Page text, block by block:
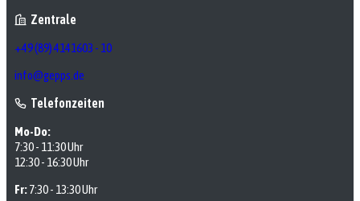
Zentrale
+49 (89) 4141603 - 10
info@gepps.de
Telefonzeiten
Mo-Do:
7:30 - 11:30 Uhr
12:30 - 16:30 Uhr
Fr:7:30 - 13:30 Uhr